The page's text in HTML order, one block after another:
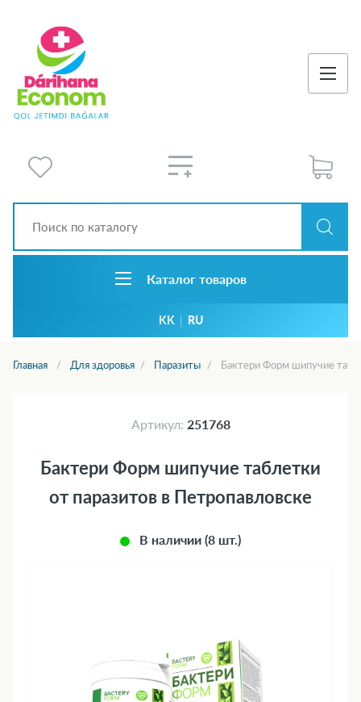
Каталог товаров
KK | RU
Главная Для здоровья Паразиты Бактери Форм шипучие
Артикул: 251768
В наличии (8 шт.)
Бактери Форм шипучие таблетки
от паразитов в Петропавловске